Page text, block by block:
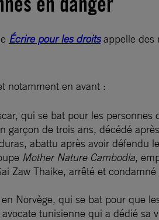
Écrire pour les droitsappelle des
notamment en avant :
qui se bat pour les
garçon de trois ans, décédé
abattu après avoir défendu
Mother Nature Cambodia,
Zaw Thaike, arrêté et
Norvège, qui se bat pour que
tunisienne qui a dédié sa